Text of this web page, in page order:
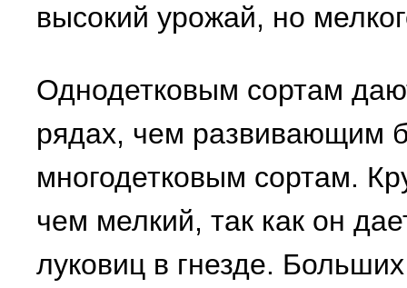
высокий урожай, но
Однодетковым сортам
рядах, чем развивающим
многодетковым сортам.
чем мелкий, так как он
луковиц в гнезде.